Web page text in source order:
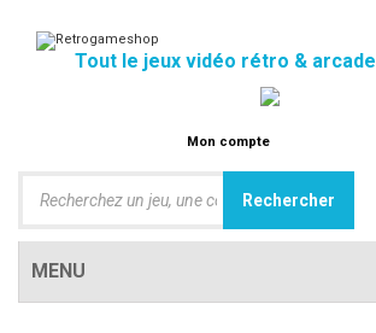
Tout le jeux vidéo rétro & arcade
Mon compte
MENU